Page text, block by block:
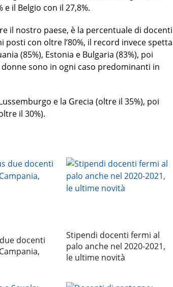
e il Belgio con il 27,8%.
il nostro paese, è la percentuale di docenti
con oltre l’80%, il record invece spetta
(85%), Estonia e Bulgaria (83%), poi
donne sono in ogni caso predominanti in
e la Grecia (oltre il 35%), poi
il 30%).
docenti
Stipendi docenti fermi al
palo anche nel 2020-2021,
le ultime novità